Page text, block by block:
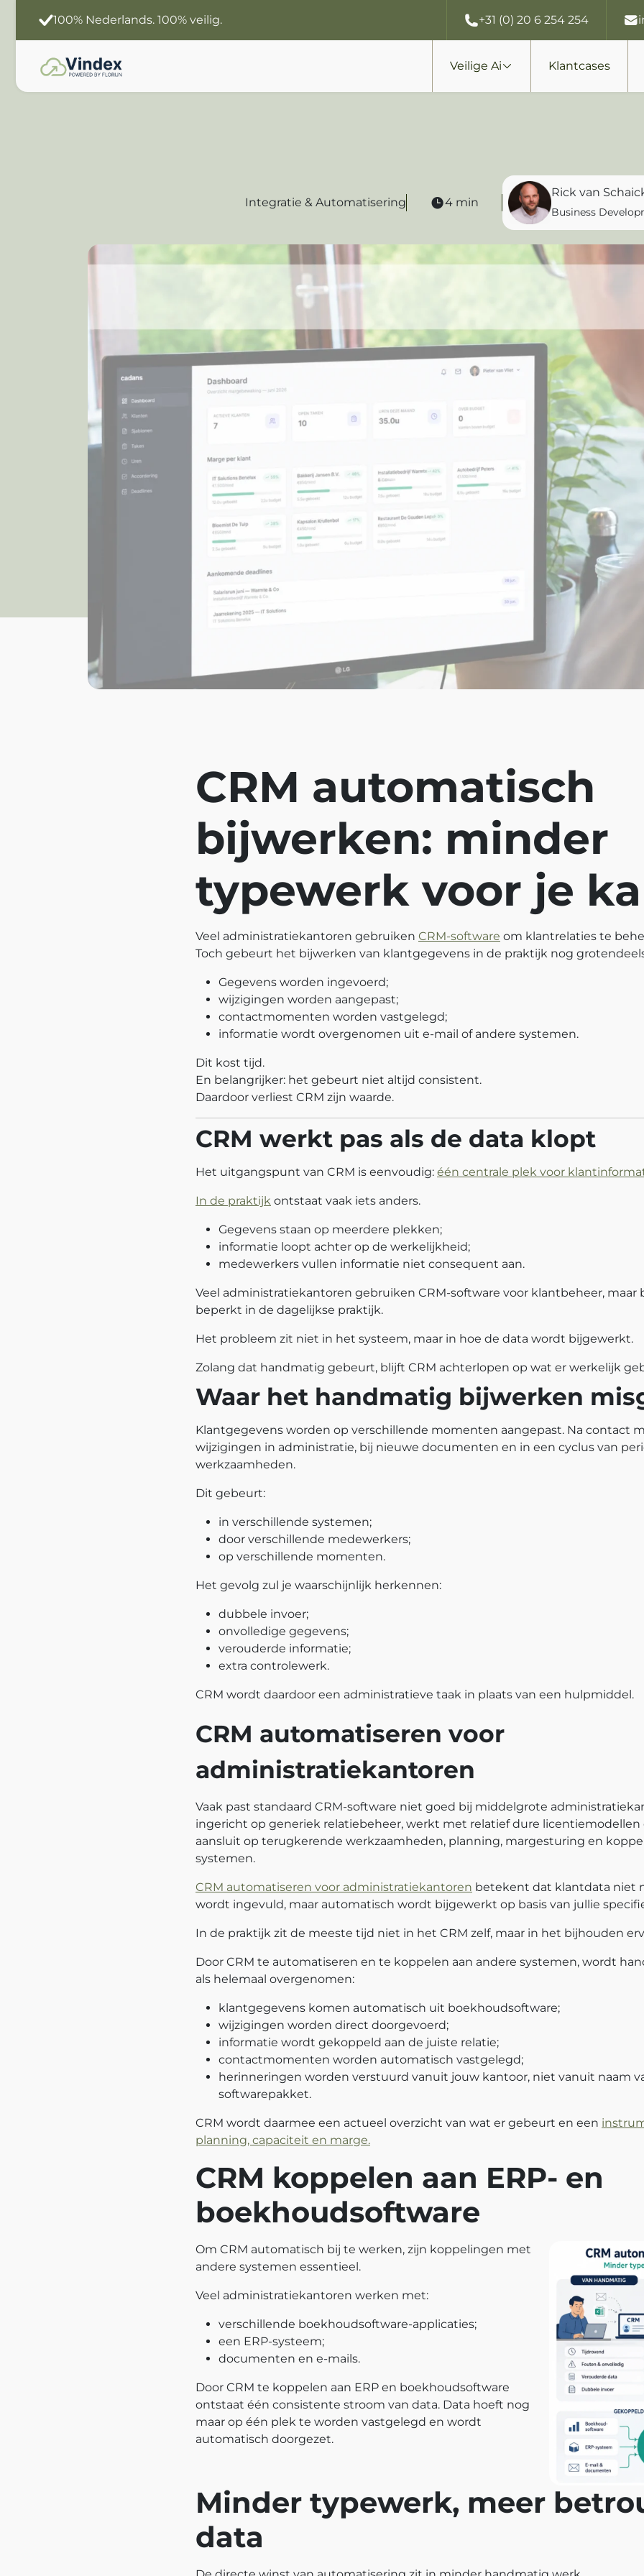
Slimmer werken
Jouw data. Jouw Ai.
+31 (0) 20 6 254 254
Veilige Ai Klantcases
Integratie & Automatisering 4 min
Rick van
Business
CRM automatisch
bijwerken: minder
typewerk voor je
Veel administratiekantoren gebruiken CRM‑software om klantrelaties te
Toch gebeurt het bijwerken van klantgegevens in de praktijk nog
Gegevens worden ingevoerd;
wijzigingen worden aangepast;
contactmomenten worden vastgelegd;
informatie wordt overgenomen uit e‑mail of andere systemen.
Dit kost tijd.
En belangrijker: het gebeurt niet altijd consistent.
Daardoor verliest CRM zijn waarde.
CRM werkt pas als de data klopt
Het uitgangspunt van CRM is eenvoudig: één centrale plek voor
In de praktijk ontstaat vaak iets anders.
Gegevens staan op meerdere plekken;
informatie loopt achter op de werkelijkheid;
medewerkers vullen informatie niet consequent aan.
Veel administratiekantoren gebruiken CRM‑software voor klantbeheer,
beperkt in de dagelijkse praktijk.
Het probleem zit niet in het systeem, maar in hoe de data wordt bijgewerkt.
Zolang dat handmatig gebeurt, blijft CRM achterlopen op wat er werkelijk
Waar het handmatig bijwerken
Klantgegevens worden op verschillende momenten aangepast. Na contact
wijzigingen in administratie, bij nieuwe documenten en in een cyclus van
werkzaamheden.
Dit gebeurt:
in verschillende systemen;
door verschillende medewerkers;
op verschillende momenten.
Het gevolg zul je waarschijnlijk herkennen:
dubbele invoer;
onvolledige gegevens;
verouderde informatie;
extra controlewerk.
CRM wordt daardoor een administratieve taak in plaats van een hulpmiddel.
CRM automatiseren voor
administratiekantoren
Vaak past standaard CRM‑software niet goed bij middelgrote
ingericht op generiek relatiebeheer, werkt met relatief dure
aansluit op terugkerende werkzaamheden, planning, margesturing en
systemen.
CRM automatiseren voor administratiekantoren betekent dat klantdata niet
wordt ingevuld, maar automatisch wordt bijgewerkt op basis van jullie
In de praktijk zit de meeste tijd niet in het CRM zelf, maar in het bijhouden
Door CRM te automatiseren en te koppelen aan andere systemen, wordt
als helemaal overgenomen:
klantgegevens komen automatisch uit boekhoudsoftware;
wijzigingen worden direct doorgevoerd;
informatie wordt gekoppeld aan de juiste relatie;
contactmomenten worden automatisch vastgelegd;
herinneringen worden verstuurd vanuit jouw kantoor, niet vanuit naam
softwarepakket.
CRM wordt daarmee een actueel overzicht van wat er gebeurt en een
planning, capaciteit en marge.
CRM koppelen aan ERP- en
boekhoudsoftware
Om CRM automatisch bij te werken, zijn koppelingen met
andere systemen essentieel.
Veel administratiekantoren werken met:
verschillende boekhoudsoftware-applicaties;
een ERP‑systeem;
documenten en e‑mails.
Door CRM te koppelen aan ERP en boekhoudsoftware
ontstaat één consistente stroom van data. Data hoeft nog
maar op één plek te worden vastgelegd en wordt
automatisch doorgezet.
Minder typewerk, meer
data